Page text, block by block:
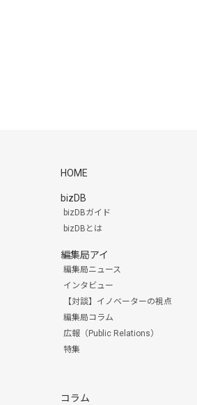
HOME
bizDB
bizDBガイド
bizDBとは
編集局アイ
編集局ニュース
インタビュー
【対談】イノベーターの視点
編集局コラム
広報（Public Relations）
特集
コラム